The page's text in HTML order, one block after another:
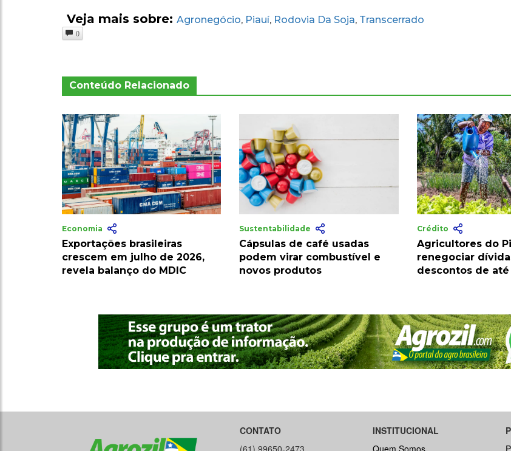
Veja mais sobre: Agronegócio, Piauí, Rodovia Da Soja, Transcerrado
0
Conteúdo Relacionado
Economia
Exportações brasileiras
crescem em julho de 2026,
revela balanço do MDIC
Sustentabilidade
Cápsulas de café usadas
podem virar combustível e
novos produtos
Crédito
Agricultores do
renegociar
descontos de até
CONTATO
INSTITUCIONAL